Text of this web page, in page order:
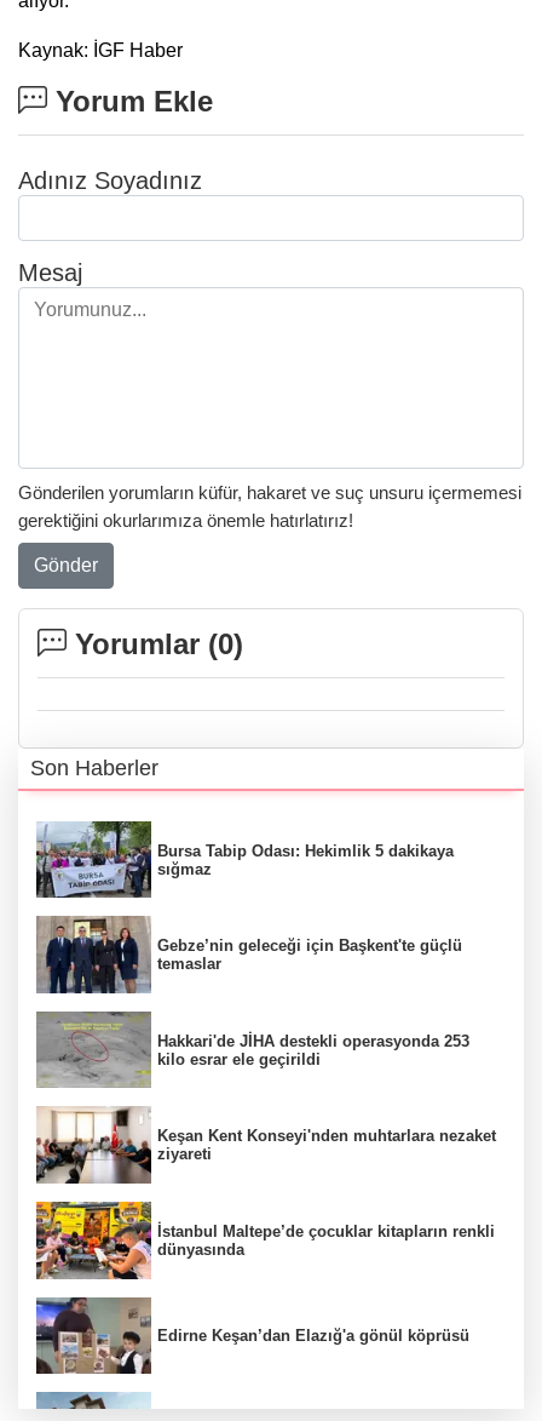
Kaynak: İGF Haber
Yorum Ekle
Adınız Soyadınız
Mesaj
Gönderilen yorumların küfür, hakaret ve suç unsuru içermemesi
gerektiğini okurlarımıza önemle hatırlatırız!
Gönder
Yorumlar (0)
Son Haberler
Bursa Tabip Odası: Hekimlik 5 dakikaya
sığmaz
Gebze’nin geleceği için Başkent'te güçlü
temaslar
Hakkari'de JİHA destekli operasyonda 253
kilo esrar ele geçirildi
Keşan Kent Konseyi'nden muhtarlara nezaket
ziyareti
İstanbul Maltepe’de çocuklar kitapların renkli
dünyasında
Edirne Keşan’dan Elazığ'a gönül köprüsü